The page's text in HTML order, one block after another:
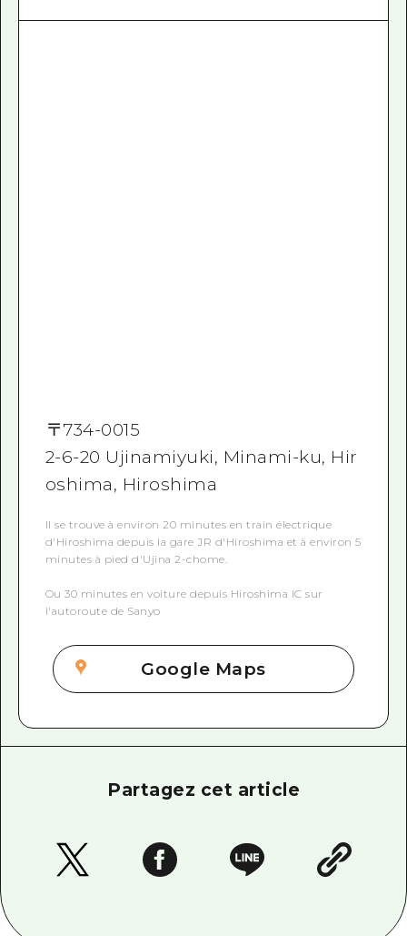
〒734-0015
2-6-20 Ujinamiyuki, Minami-ku, Hir
oshima, Hiroshima
Il se trouve à environ 20 minutes en train électrique
d'Hiroshima depuis la gare JR d'Hiroshima et à environ 5
minutes à pied d'Ujina 2-chome.
Ou 30 minutes en voiture depuis Hiroshima IC sur
l'autoroute de Sanyo
Google Maps
Partagez cet article